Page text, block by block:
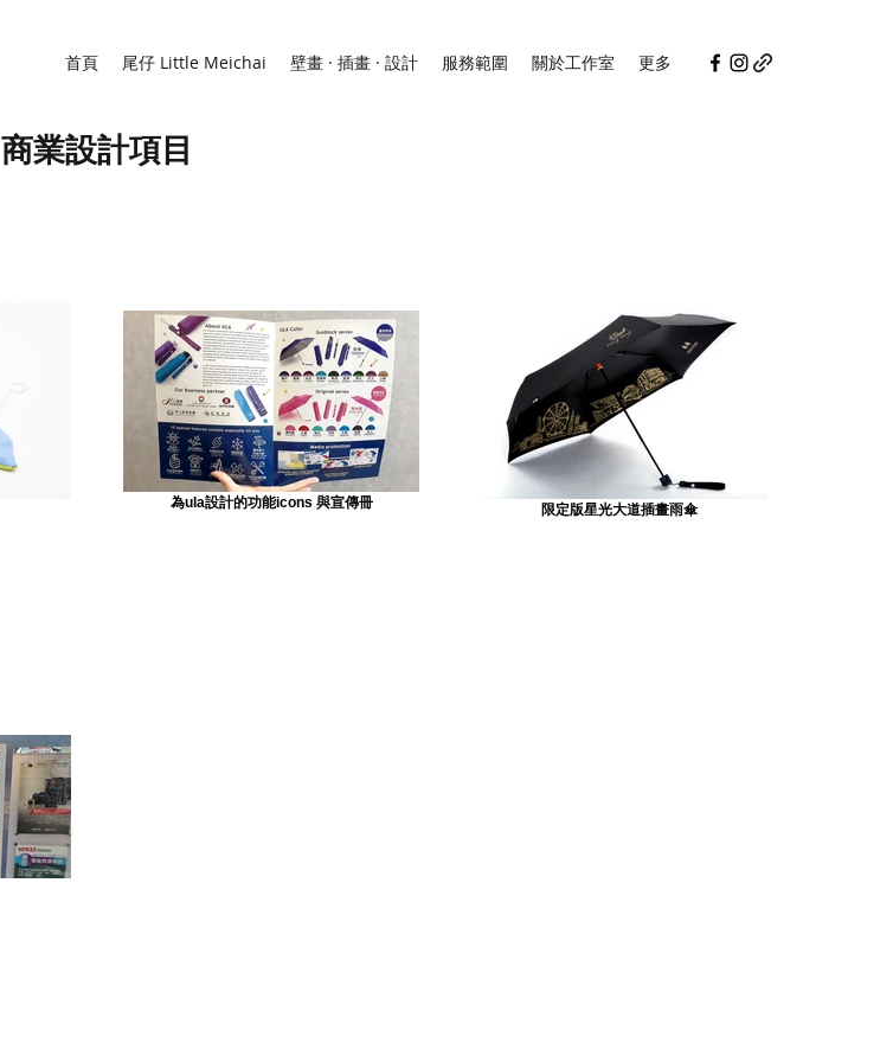
首頁 尾仔 Little Meichai 壁畫 · 插畫 · 設計 服務範圍 關於工作室 更多
商業設計項目
為ula設計的功能icons 與宣傳冊 限定版星光大道插畫雨傘